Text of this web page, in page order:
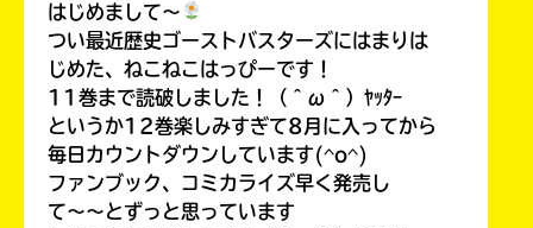
はじめまして〜
つい最近歴史ゴーストバスターズにはまりは
じめた、ねこねこはっぴーです！
11巻まで読破しました！（＾ω＾）ﾔｯﾀｰ
というか12巻楽しみすぎて8月に入ってから
毎日カウントダウンしています(^o^)
ファンブック、コミカライズ早く発売し
て〜〜とずっと思っています